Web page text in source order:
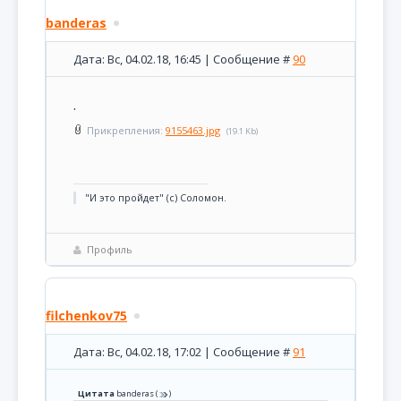
banderas
Дата: Вс, 04.02.18, 16:45 | Сообщение #90
.
Прикрепления: 9155463.jpg (19.1 Kb)
"И это пройдет" (с) Соломон.
Профиль
filchenkov75
Дата: Вс, 04.02.18, 17:02 | Сообщение #91
Цитата banderas( )